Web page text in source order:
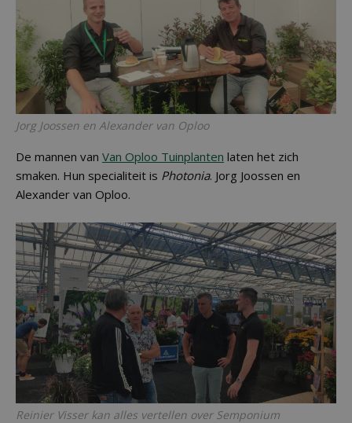
Jorg Joossen en Alexander van Oploo
De mannen van Van Oploo Tuinplanten laten het zich
smaken. Hun specialiteit is Photonia. Jorg Joossen en
Alexander van Oploo.
Reinier Visser kan alles vertellen over Semponium